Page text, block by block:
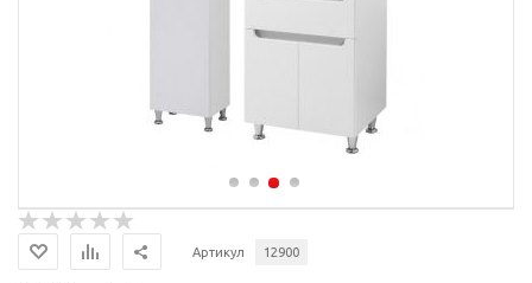
Артикул 12900